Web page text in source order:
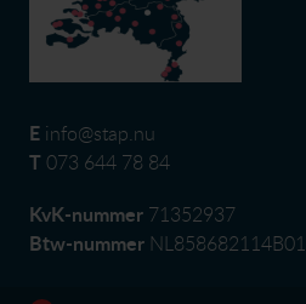
E info@stap.nu
T 073 644 78 84
KvK-nummer 71352937
Btw-nummer NL858682114B01